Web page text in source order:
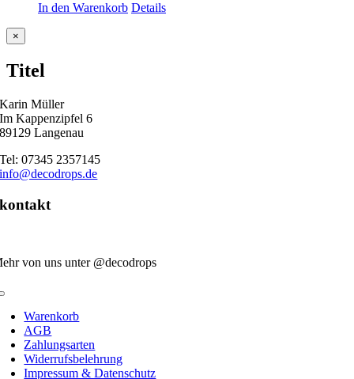
In den Warenkorb Details
Close
product
view
×
Titel
Karin Müller
Im Kappenzipfel 6
89129 Langenau
Tel: 07345 2357145
info@decodrops.de
kontakt
von uns unter @decodrops
Warenkorb
AGB
Zahlungsarten
Widerrufsbelehrung
Impressum & Datenschutz